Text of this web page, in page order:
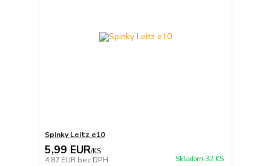
Spinky Leitz e10
5,99 EUR/KS
4,87 EUR bez DPH Skladom 32 KS